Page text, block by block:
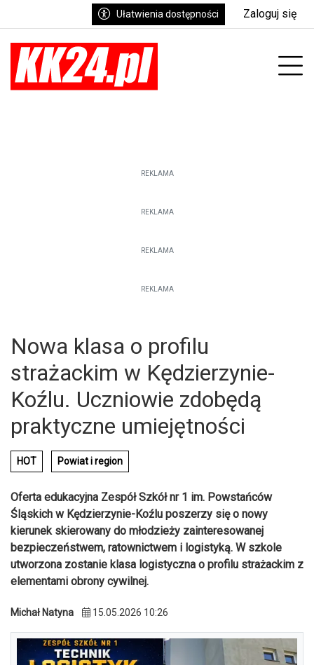
Ułatwienia dostępności Zaloguj się
REKLAMA
REKLAMA
REKLAMA
REKLAMA
Nowa klasa o profilu
strażackim w Kędzierzynie-
Koźlu. Uczniowie zdobędą
praktyczne umiejętności
HOT Powiat i region
Oferta edukacyjna Zespół Szkół nr 1 im. Powstańców
Śląskich w Kędzierzynie-Koźlu poszerzy się o nowy
kierunek skierowany do młodzieży zainteresowanej
bezpieczeństwem, ratownictwem i logistyką. W szkole
utworzona zostanie klasa logistyczna o profilu strażackim z
elementami obrony cywilnej.
Michał Natyna 15.05.2026 10:26